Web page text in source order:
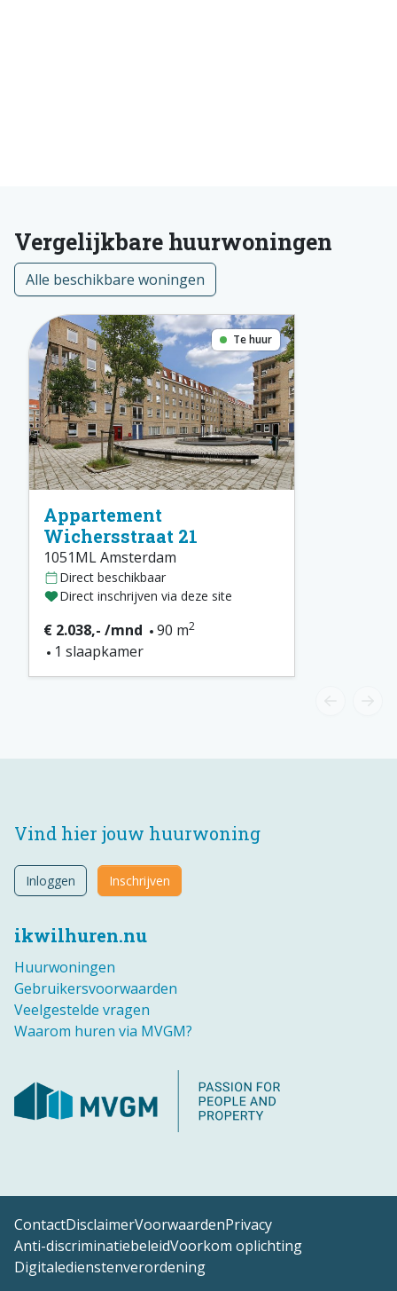
Vergelijkbare huurwoningen
Alle beschikbare woningen
Te huur
Appartement
Wichersstraat 21
1051ML Amsterdam
Direct beschikbaar
Direct inschrijven via deze site
€ 2.038,- /mnd 90 m2
1 slaapkamer
ikwilhuren.nu
Huurwoningen
Gebruikersvoorwaarden
Veelgestelde vragen
Waarom huren via MVGM?
Vind hier jouw huurwoning
Inloggen Inschrijven
ContactDisclaimerVoorwaardenPrivacy
Anti-discriminatiebeleidVoorkom oplichting
Digitaledienstenverordening